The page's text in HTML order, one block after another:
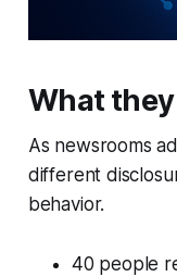
What
As newsrooms
different
behavior.
40 people